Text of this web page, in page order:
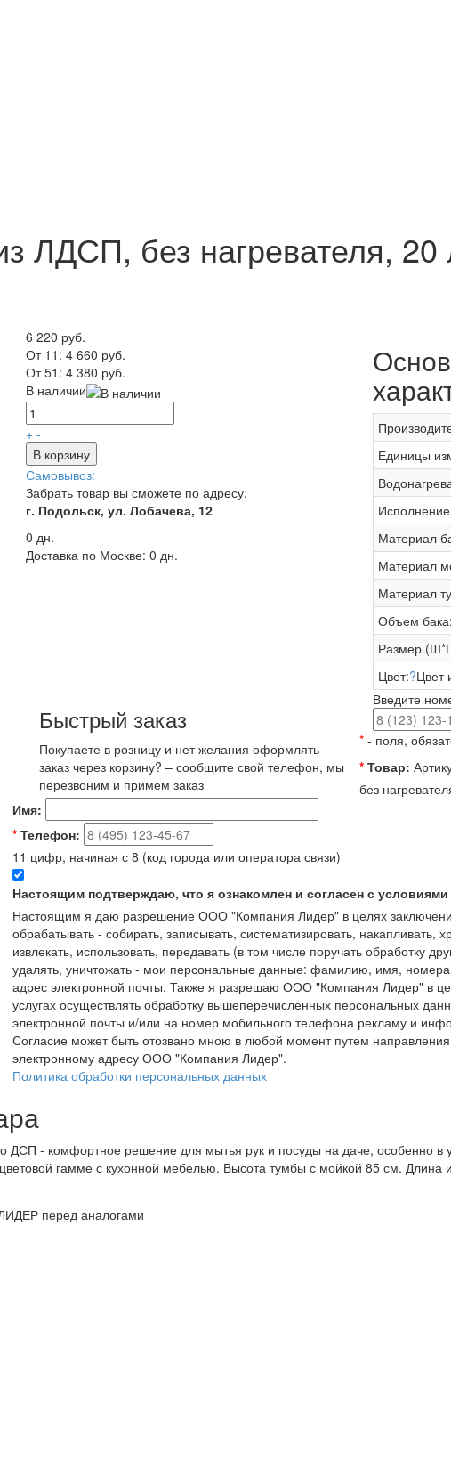
ЛДСП, без нагревателя, 20
6 220 руб.
От 11: 4 660 руб.
От 51: 4 380 руб.
В наличии
+ -
В корзину
Самовывоз:
Забрать товар вы сможете по адресу:
г. Подольск, ул. Лобачева, 12
0 дн.
Доставка по Москве: 0 дн.
Единицы
Материал
Материал
Материал
Объем бака:
Размер
Цвет:?Цвет
Быстрый заказ
Покупаете в розницу и нет желания оформлять
заказ через корзину? – сообщите свой телефон, мы
перезвоним и примем заказ
Введите
* - поля,
* Товар:
без
Имя:
* Телефон:
11 цифр, начиная с 8 (код города или оператора связи)
Настоящим подтверждаю, что я ознакомлен и согласен с
Настоящим я даю разрешение ООО "Компания Лидер" в целях
обрабатывать - собирать, записывать, систематизировать, накапливать,
извлекать, использовать, передавать (в том числе поручать обработку
удалять, уничтожать - мои персональные данные: фамилию, имя,
адрес электронной почты. Также я разрешаю ООО "Компания Лидер" в
услугах осуществлять обработку вышеперечисленных персональных
электронной почты и/или на номер мобильного телефона рекламу и
Согласие может быть отозвано мною в любой момент путем
электронному адресу ООО "Компания Лидер".
Политика обработки персональных данных
ДСП - комфортное решение для мытья рук и посуды на даче, особенно в
гамме с кухонной мебелью. Высота тумбы с мойкой 85 см. Длина